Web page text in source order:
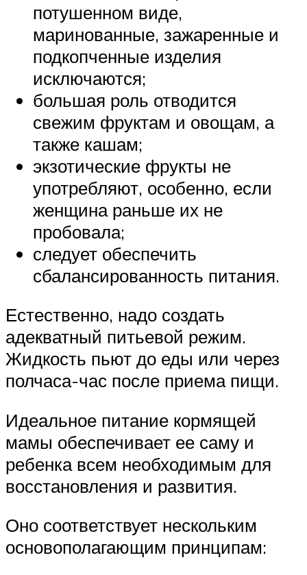
потушенном виде,
маринованные, зажаренные и
подкопченные изделия
исключаются;
большая роль отводится
свежим фруктам и овощам, а
также кашам;
экзотические фрукты не
употребляют, особенно, если
женщина раньше их не
пробовала;
следует обеспечить
сбалансированность питания.
Естественно, надо создать
адекватный питьевой режим.
Жидкость пьют до еды или через
полчаса-час после приема пищи.
Идеальное питание кормящей
мамы обеспечивает ее саму и
ребенка всем необходимым для
восстановления и развития.
Оно соответствует нескольким
основополагающим принципам: